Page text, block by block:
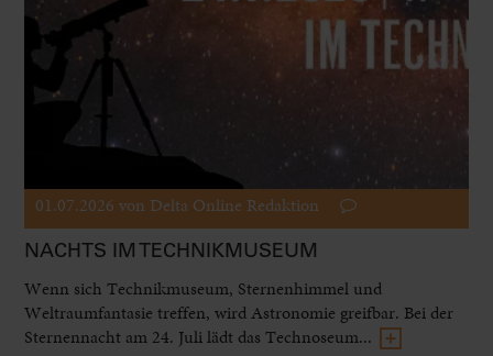
01.07.2026 von Delta Online Redaktion
NACHTS IM TECHNIKMUSEUM
Wenn sich Technikmuseum, Sternenhimmel und
Weltraumfantasie treffen, wird Astronomie greifbar. Bei der
Sternennacht am 24. Juli lädt das Technoseum...